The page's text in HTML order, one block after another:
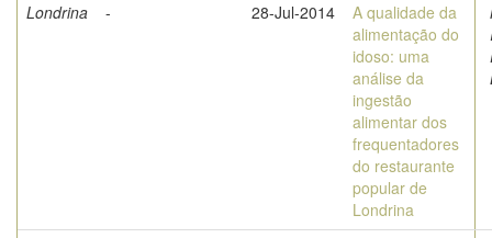
Londrina
- 28-Jul-2014
A qualidade da
alimentação do
idoso: uma
análise da
ingestão
alimentar dos
frequentadores
do restaurante
popular de
Londrina